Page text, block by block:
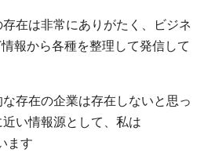
在は非常にありがたく、ビジネ
報から各種を整理して発信して
存在の企業は存在しないと思っ
い情報源として、私は
ます